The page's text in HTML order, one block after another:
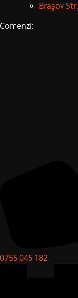
Brașov
Comenzi:
0755 045 182